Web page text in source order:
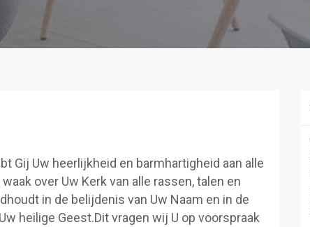
Gij Uw heerlijkheid en barmhartigheid aan alle
over Uw Kerk van alle rassen, talen en
in de belijdenis van Uw Naam en in de
heilige Geest.Dit vragen wij U op voorspraak